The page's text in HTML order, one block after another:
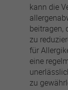
kann die
beitragen,
zu
für
eine
zu